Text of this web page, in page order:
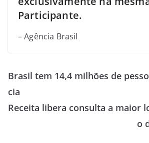
Participante.
– Agência Brasil
Brasil tem 14,4 milhões de
cia
Receita libera consulta a maior
o